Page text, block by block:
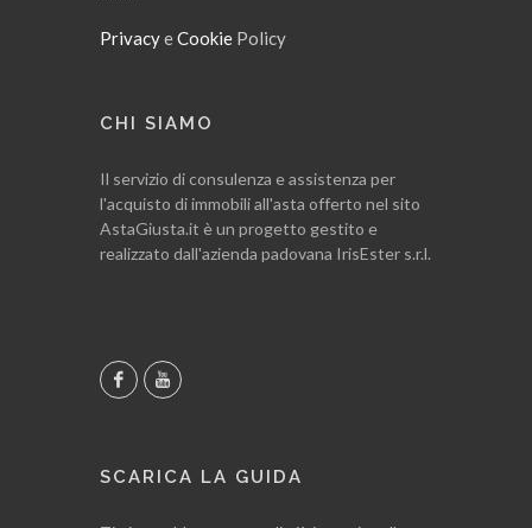
PrivacyeCookie Policy
CHI SIAMO
Il servizio di consulenza e assistenza per
l'acquisto di immobili all'asta offerto nel sito
AstaGiusta.it è un progetto gestito e
realizzato dall'azienda padovana IrisEster s.r.l.
SCARICA LA GUIDA